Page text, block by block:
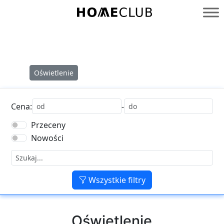
Homeclub
Oświetlenie
Cena:
-
Przeceny
Nowości
Wszystkie filtry